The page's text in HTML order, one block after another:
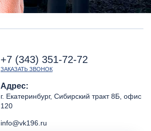
+7 (343) 351-72-72
ЗАКАЗАТЬ ЗВОНОК
Адрес:
г. Екатеринбург, Сибирский тракт 8Б, офис
120
info@vk196.ru